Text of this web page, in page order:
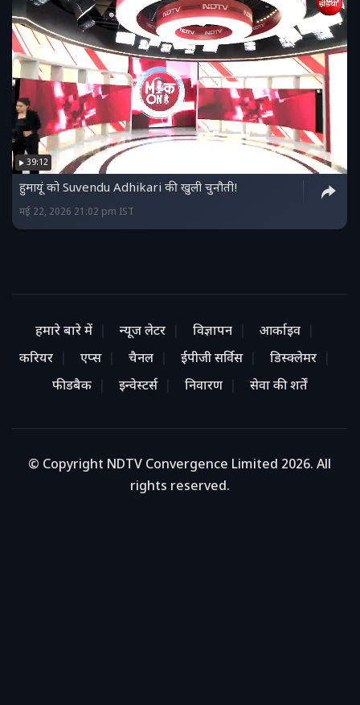
39:12
हुमायूं को Suvendu Adhikari की खुली चुनौती!
मई 22, 2026 21:02 pm IST
हमारे बारे में न्यूज लेटर विज्ञापन
आर्काइव
करियर
एप्स चैनल ईपीजी सर्विस
डिस्क्लेमर
फीडबैक
इन्वेस्टर्स निवारण सेवा की शर्तें
© Copyright NDTV Convergence Limited 2026. All
rights reserved.